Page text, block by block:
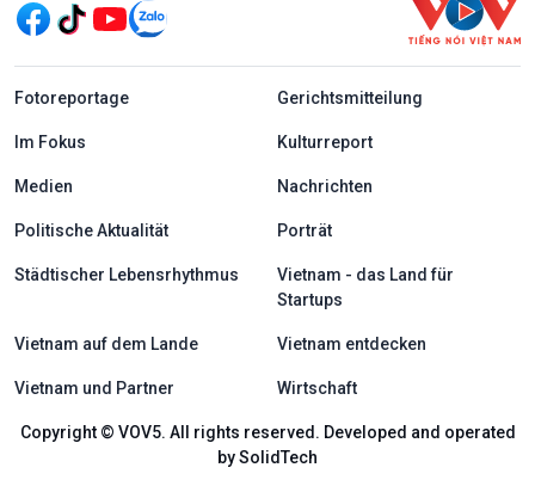
menu footer tiếng Đức
Fotoreportage Gerichtsmitteilung
Im Fokus Kulturreport
Medien Nachrichten
Politische Aktualität Porträt
Städtischer Lebensrhythmus
Vietnam - das Land für
Startups
Vietnam auf dem Lande Vietnam entdecken
Vietnam und Partner Wirtschaft
Copyright © VOV5. All rights reserved. Developed and operated
by SolidTech